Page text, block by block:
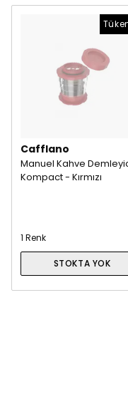
Cafflano
Manuel Kahve
Kompact - Kırmızı
1 Renk
STOKTA YOK